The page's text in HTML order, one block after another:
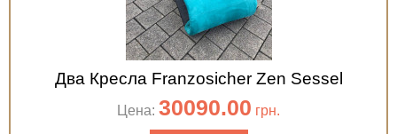
Два Кресла Franzosicher Zen Sessel
Цена: 30090.00 грн.